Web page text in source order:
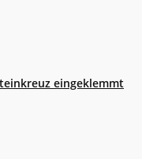
eingeklemmt